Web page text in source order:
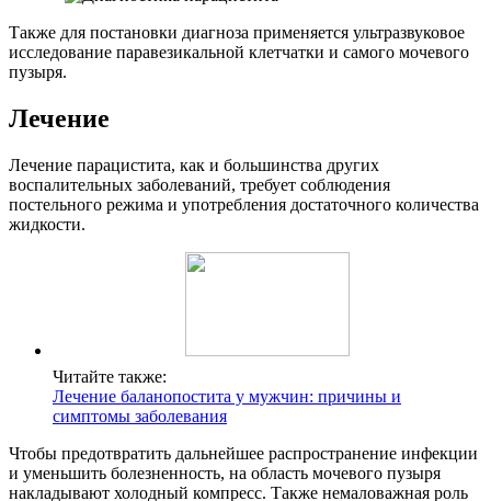
Также для постановки диагноза применяется ультразвуковое
исследование паравезикальной клетчатки и самого мочевого
пузыря.
Лечение
Лечение парацистита, как и большинства других
воспалительных заболеваний, требует соблюдения
постельного режима и употребления достаточного количества
жидкости.
Читайте также:
Лечение баланопостита у мужчин: причины и
симптомы заболевания
Чтобы предотвратить дальнейшее распространение инфекции
и уменьшить болезненность, на область мочевого пузыря
накладывают холодный компресс. Также немаловажная роль